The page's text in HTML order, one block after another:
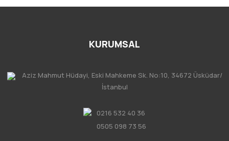
KURUMSAL
Aziz Mahmut Hüdayi, Eski Mahkeme Sk. No:10, 34672 Üsküdar/
İstanbul
0216 532 40 36
0505 098 73 56